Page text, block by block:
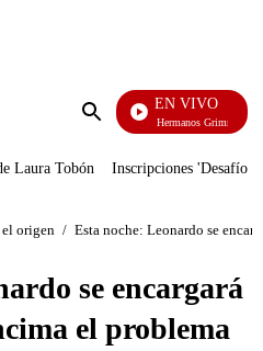
Enviar
EN VIVO
Cuentos De Los Hermanos Grimm
Laura Tobón Inscripciones 'Desafío'
origen / Esta noche: Leonardo se
se encargará
el problema